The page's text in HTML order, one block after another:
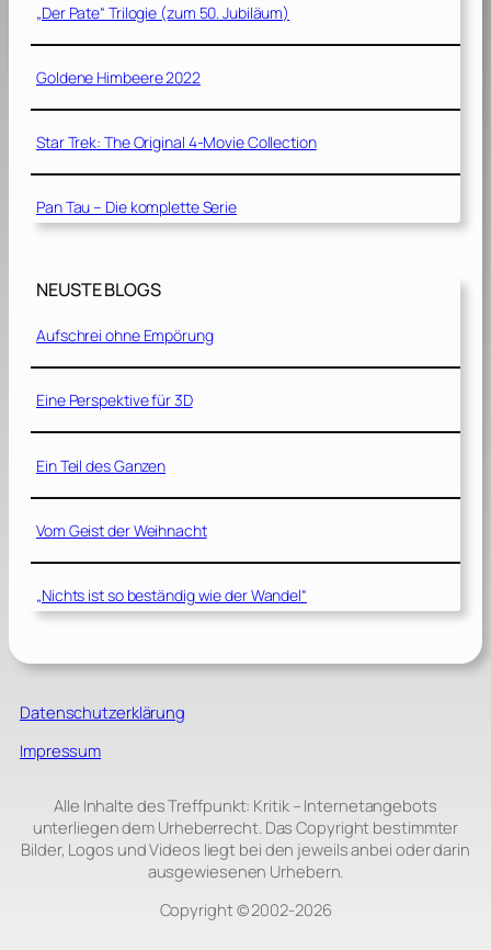
„Der Pate“ Trilogie (zum 50. Jubiläum)
Goldene Himbeere 2022
Star Trek: The Original 4-Movie Collection
Pan Tau – Die komplette Serie
NEUSTE BLOGS
Aufschrei ohne Empörung
Eine Perspektive für 3D
Ein Teil des Ganzen
Vom Geist der Weihnacht
„Nichts ist so beständig wie der Wandel“
Datenschutzerklärung
Impressum
Alle Inhalte des Treffpunkt: Kritik – Internetangebots
unterliegen dem Urheberrecht. Das Copyright bestimmter
Bilder, Logos und Videos liegt bei den jeweils anbei oder darin
ausgewiesenen Urhebern.
Copyright © 2002‑2026